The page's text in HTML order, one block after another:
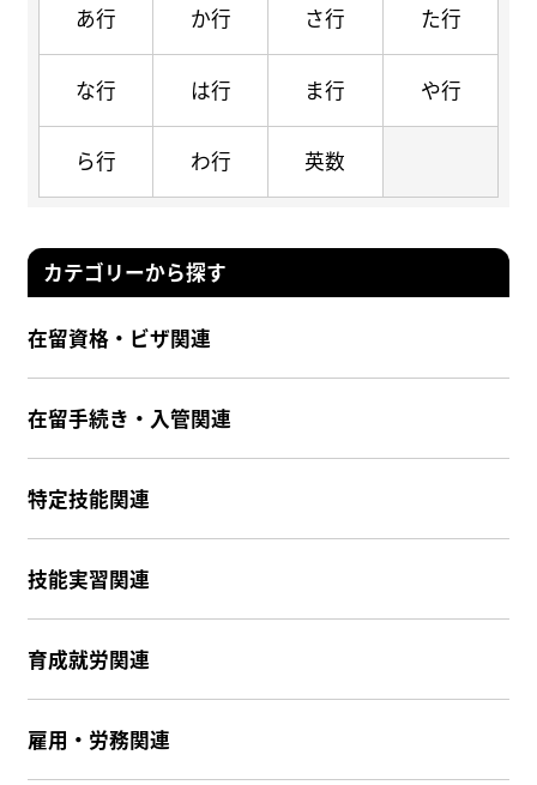
あ行 か行 さ行 た行
な行 は行 ま行 や行
ら行 わ行 英数
カテゴリーから探す
在留資格・ビザ関連
在留手続き・入管関連
特定技能関連
技能実習関連
育成就労関連
雇用・労務関連